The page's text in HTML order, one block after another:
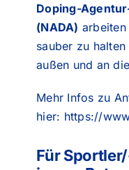
Doping-
(NADA)
sauber zu
außen und an
Mehr Infos zu
hier: https://
Für